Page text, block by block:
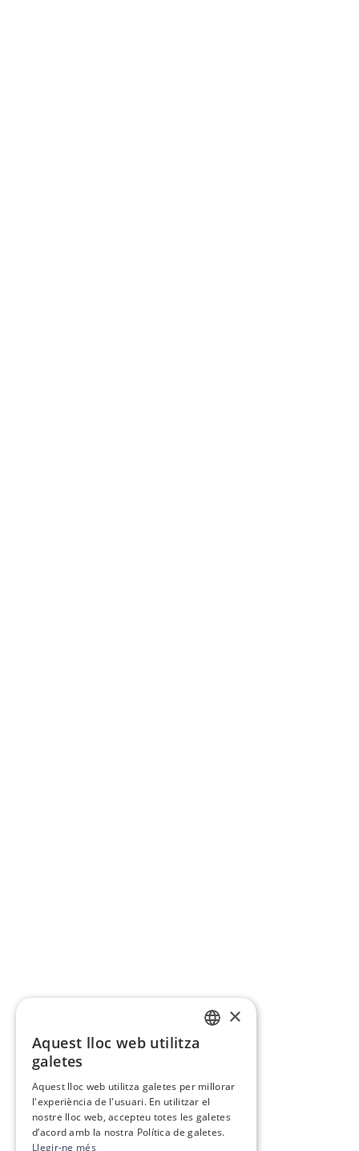
×
Aquest lloc web utilitza
galetes
Aquest lloc web utilitza galetes per millorar
l'experiència de l'usuari. En utilitzar el
nostre lloc web, accepteu totes les galetes
d’acord amb la nostra Política de galetes.
Llegir-ne més